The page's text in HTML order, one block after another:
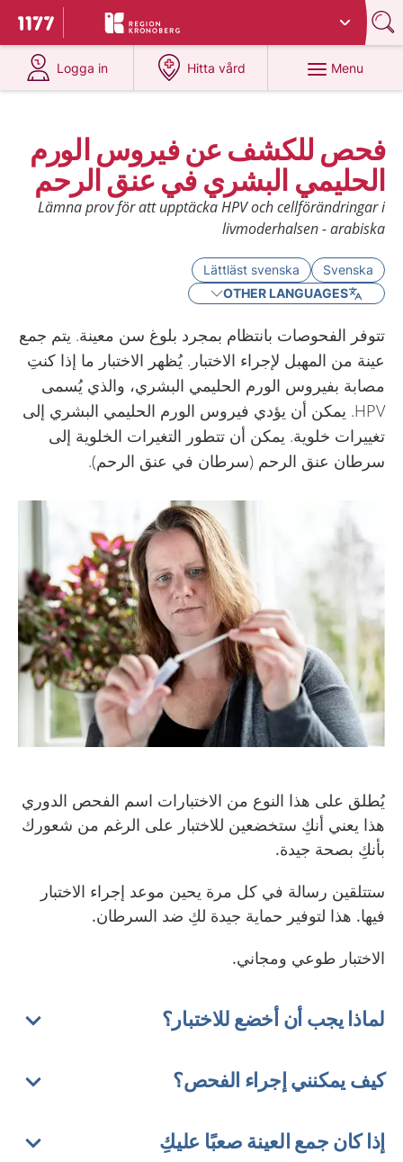
To start page for 1177
Du har valt region
Logga in
at 1177.se
Hitta vård
at 1177.se
Menu
فحص للكشف عن فيروس الورم
الحليمي البشري في عنق الرحم
Lämna prov för att upptäcka HPV och cellförändringar i
livmoderhalsen - arabiska
Svenska
Lättläst svenska
OTHER LANGUAGES
تتوفر الفحوصات بانتظام بمجرد بلوغ سن معينة. يتم جمع
عينة من المهبل لإجراء الاختبار. يُظهر الاختبار ما إذا كنتِ
مصابة بفيروس الورم الحليمي البشري، والذي يُسمى
HPV. يمكن أن يؤدي فيروس الورم الحليمي البشري إلى
تغييرات خلوية. يمكن أن تتطور التغيرات الخلوية إلى
سرطان عنق الرحم (سرطان في عنق الرحم).
يُطلق على هذا النوع من الاختبارات اسم الفحص الدوري
هذا يعني أنكِ ستخضعين للاختبار على الرغم من شعورك
بأنكِ بصحة جيدة.
ستتلقين رسالة في كل مرة يحين موعد إجراء الاختبار
فيها. هذا لتوفير حماية جيدة لكِ ضد السرطان.
الاختبار طوعي ومجاني.
لماذا يجب أن أخضع للاختبار؟
كيف يمكنني إجراء الفحص؟
إذا كان جمع العينة صعبًا عليكِ